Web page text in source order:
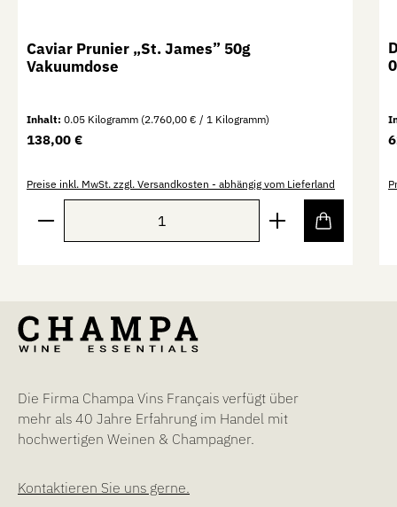
Caviar Prunier „St. James” 50g
Vakuumdose
Inhalt:0.05 Kilogramm (2.760,00 € / 1 Kilogramm)
Regulärer Preis:
138,00 €
Preise inkl. MwSt. zzgl. Versandkosten - abhängig vom Lieferland
Produkt Anzahl: Gib den gewünschten Wert ein
Die Firma Champa Vins Français verfügt über
mehr als 40 Jahre Erfahrung im Handel mit
hochwertigen Weinen & Champagner.
Kontaktieren Sie uns gerne.